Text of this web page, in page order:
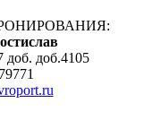
доб. доб.4105